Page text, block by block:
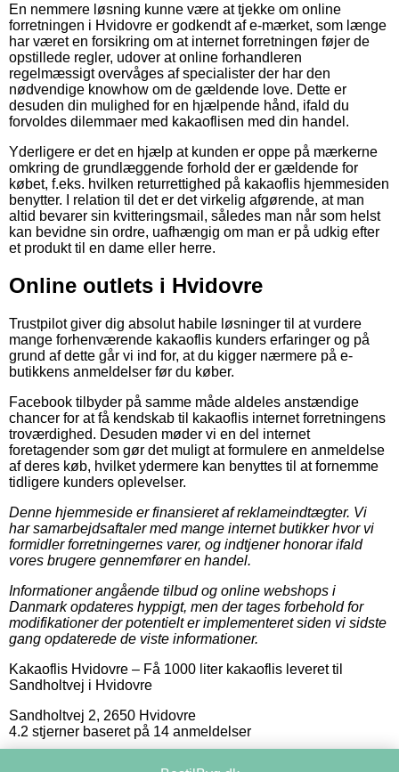
En nemmere løsning kunne være at tjekke om online
forretningen i Hvidovre er godkendt af e-mærket, som længe
har været en forsikring om at internet forretningen føjer de
opstillede regler, udover at online forhandleren
regelmæssigt overvåges af specialister der har den
nødvendige knowhow om de gældende love. Dette er
desuden din mulighed for en hjælpende hånd, ifald du
forvoldes dilemmaer med kakaoflisen med din handel.
Yderligere er det en hjælp at kunden er oppe på mærkerne
omkring de grundlæggende forhold der er gældende for
købet, f.eks. hvilken returrettighed på kakaoflis hjemmesiden
benytter. I relation til det er det virkelig afgørende, at man
altid bevarer sin kvitteringsmail, således man når som helst
kan bevidne sin ordre, uafhængig om man er på udkig efter
et produkt til en dame eller herre.
Online outlets i Hvidovre
Trustpilot giver dig absolut habile løsninger til at vurdere
mange forhenværende kakaoflis kunders erfaringer og på
grund af dette går vi ind for, at du kigger nærmere på e-
butikkens anmeldelser før du køber.
Facebook tilbyder på samme måde aldeles anstændige
chancer for at få kendskab til kakaoflis internet forretningens
troværdighed. Desuden møder vi en del internet
foretagender som gør det muligt at formulere en anmeldelse
af deres køb, hvilket ydermere kan benyttes til at fornemme
tidligere kunders oplevelser.
Denne hjemmeside er finansieret af reklameindtægter. Vi
har samarbejdsaftaler med mange internet butikker hvor vi
formidler forretningernes varer, og indtjener honorar ifald
vores brugere gennemfører en handel.
Informationer angående tilbud og online webshops i
Danmark opdateres hyppigt, men der tages forbehold for
modifikationer der potentielt er implementeret siden vi sidste
gang opdaterede de viste informationer.
Kakaoflis Hvidovre – Få 1000 liter kakaoflis leveret til
Sandholtvej i Hvidovre
Sandholtvej 2, 2650 Hvidovre
4.2 stjerner baseret på 14 anmeldelser